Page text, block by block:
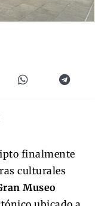
finalmente
culturales
Museo